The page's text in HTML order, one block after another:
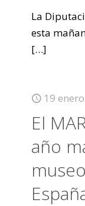
La
esta
[…]
19
El
año